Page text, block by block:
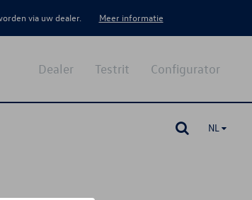
via uw dealer. Meer informatie
Configurator
Testrit
Dealer
NL